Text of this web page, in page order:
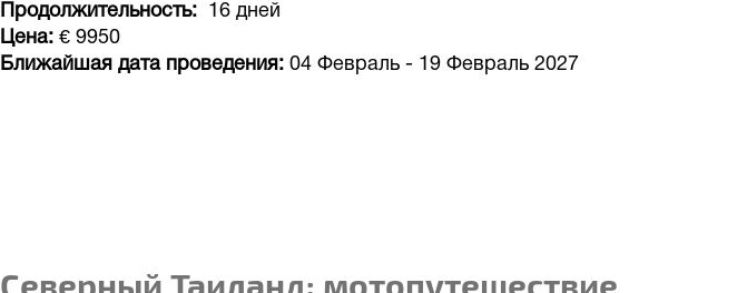
Продолжительность
16 дней
Цена € 9950
Ближайшая дата проведения
04 Февраль - 19 Февраль 2027
Северный Таиланд: мотопутешествие